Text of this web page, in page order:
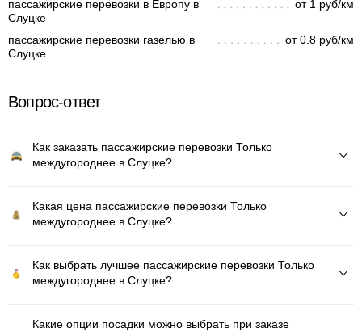
пассажирские перевозки в Европу в
Слуцке
от 1 руб/км
пассажирские перевозки газелью в
Слуцке
от 0.8 руб/км
Вопрос-ответ
Как заказать пассажирские перевозки Только
междугороднее в Слуцке?
Какая цена пассажирские перевозки Только
междугороднее в Слуцке?
Как выбрать лучшее пассажирские перевозки Только
междугороднее в Слуцке?
Какие опции посадки можно выбрать при заказе